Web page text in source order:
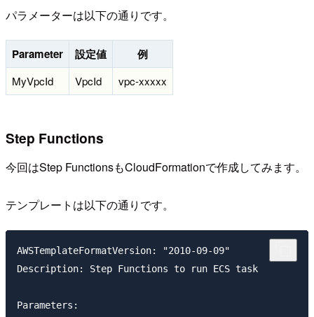
パラメーターは以下の通りです。
Parameter 設定値 例
MyVpcId VpcId vpc-xxxxx
Step Functions
今回はStep FunctionsもCloudFormationで作成してみます。
テンプレートは以下の通りです。
AWSTemplateFormatVersion: "2010-09-09"
Description: Step Functions to run ECS task
Parameters: